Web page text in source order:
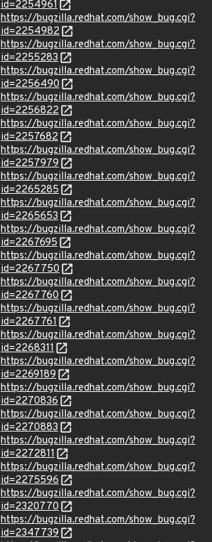
id=2254961
https://bugzilla.redhat.com/show_bug.cgi?
id=2254982
https://bugzilla.redhat.com/show_bug.cgi?
id=2255283
https://bugzilla.redhat.com/show_bug.cgi?
id=2256490
https://bugzilla.redhat.com/show_bug.cgi?
id=2256822
https://bugzilla.redhat.com/show_bug.cgi?
id=2257682
https://bugzilla.redhat.com/show_bug.cgi?
id=2257979
https://bugzilla.redhat.com/show_bug.cgi?
id=2265285
https://bugzilla.redhat.com/show_bug.cgi?
id=2265653
https://bugzilla.redhat.com/show_bug.cgi?
id=2267695
https://bugzilla.redhat.com/show_bug.cgi?
id=2267750
https://bugzilla.redhat.com/show_bug.cgi?
id=2267760
https://bugzilla.redhat.com/show_bug.cgi?
id=2267761
https://bugzilla.redhat.com/show_bug.cgi?
id=2268311
https://bugzilla.redhat.com/show_bug.cgi?
id=2269189
https://bugzilla.redhat.com/show_bug.cgi?
id=2270836
https://bugzilla.redhat.com/show_bug.cgi?
id=2270883
https://bugzilla.redhat.com/show_bug.cgi?
id=2272811
https://bugzilla.redhat.com/show_bug.cgi?
id=2275596
https://bugzilla.redhat.com/show_bug.cgi?
id=2320770
https://bugzilla.redhat.com/show_bug.cgi?
id=2347739